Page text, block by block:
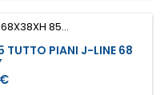
TUTTO PIANI J-LINE 68